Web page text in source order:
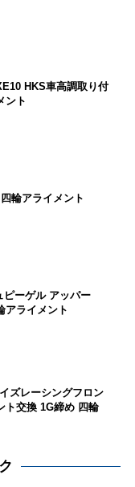
HKS車高調取り付
ント
輪アライメント
ーゲル アッパー
アライメント
ズレーシングフロン
ト交換 1G締め 四輪